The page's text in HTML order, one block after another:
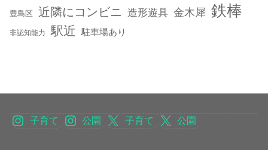
豊島区 近隣にコンビニ 造形遊具 金木犀 鉄棒
非認知能力 駅近 駐車場あり
子育て 公園 子育て 公園